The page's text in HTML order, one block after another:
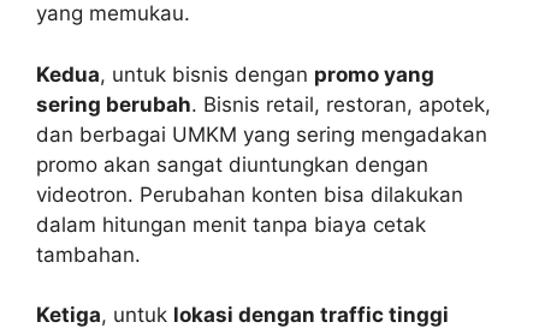
yang memukau.
Kedua, untuk bisnis dengan promo yang
sering berubah. Bisnis retail, restoran, apotek,
dan berbagai UMKM yang sering mengadakan
promo akan sangat diuntungkan dengan
videotron. Perubahan konten bisa dilakukan
dalam hitungan menit tanpa biaya cetak
tambahan.
Ketiga, untuk lokasi dengan traffic tinggi